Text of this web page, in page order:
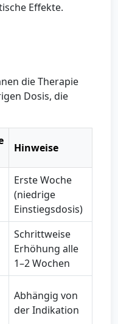
Effekte.
die Therapie
Dosis, die
Hinweise
Erste Woche
(niedrige
Einstiegsdosis)
Schrittweise
Erhöhung alle
1–2 Wochen
Abhängig von
der Indikation